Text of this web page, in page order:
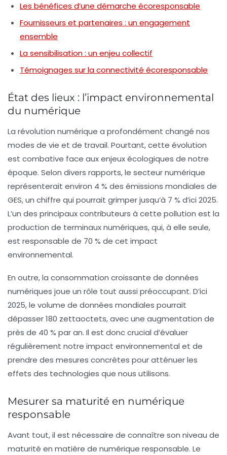
Les bénéfices d’une démarche écoresponsable
Fournisseurs et partenaires : un engagement
ensemble
La sensibilisation : un enjeu collectif
Témoignages sur la connectivité écoresponsable
État des lieux : l’impact environnemental
du numérique
La révolution numérique a profondément changé nos
modes de vie et de travail. Pourtant, cette évolution
est combative face aux enjeux écologiques de notre
époque. Selon divers rapports, le secteur numérique
représenterait environ 4 % des émissions mondiales de
GES, un chiffre qui pourrait grimper jusqu’à 7 % d’ici 2025.
L’un des principaux contributeurs à cette pollution est la
production de terminaux numériques, qui, à elle seule,
est responsable de 70 % de cet impact
environnemental.
En outre, la consommation croissante de données
numériques joue un rôle tout aussi préoccupant. D’ici
2025, le volume de données mondiales pourrait
dépasser180 zettaoctets, avec une augmentation de
près de 40 % par an. Il est donc crucial d’évaluer
régulièrement notre impact environnemental et de
prendre des mesures concrètes pour atténuer les
effets des technologies que nous utilisons.
Mesurer sa maturité en numérique
responsable
Avant tout, il est nécessaire de connaître son niveau de
maturité en matière de numérique responsable. Le